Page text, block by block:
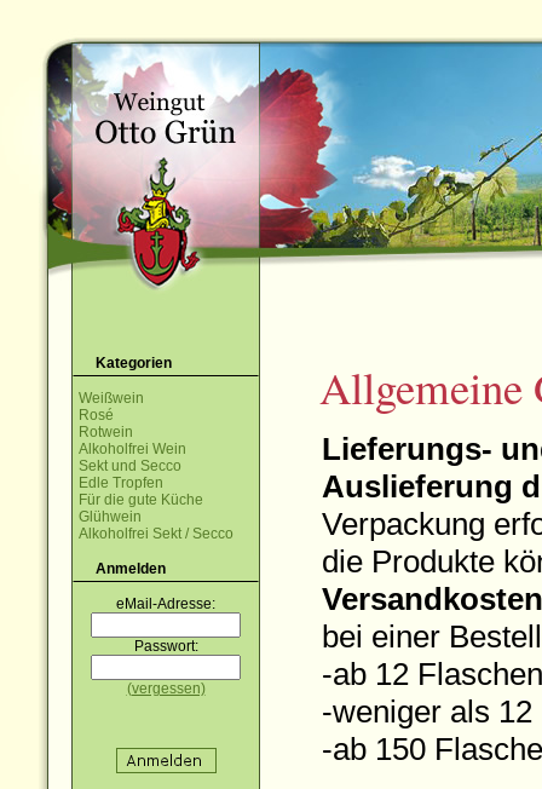
Kategorien
Weißwein
Rosé
Rotwein
Alkoholfrei Wein
Sekt und Secco
Edle Tropfen
Für die gute Küche
Glühwein
Alkoholfrei Sekt / Secco
Anmelden
eMail-Adresse:
Passwort:
(vergessen)
Allgemeine
Lieferungs-
Auslieferung
Verpackung
die Produkte
Versandkosten
bei einer
-ab 12
-weniger als
-ab 150